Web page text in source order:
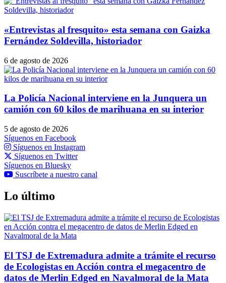
«Entrevistas al fresquito» esta semana con Gaizka
Fernández Soldevilla, historiador
6 de agosto de 2026
La Policía Nacional interviene en la Junquera un
camión con 60 kilos de marihuana en su interior
5 de agosto de 2026
Síguenos en Facebook
Síguenos en Instagram
Síguenos en Twitter
Síguenos en Bluesky
Suscríbete a nuestro canal
Lo último
El TSJ de Extremadura admite a trámite el recurso
de Ecologistas en Acción contra el megacentro de
datos de Merlin Edged en Navalmoral de la Mata